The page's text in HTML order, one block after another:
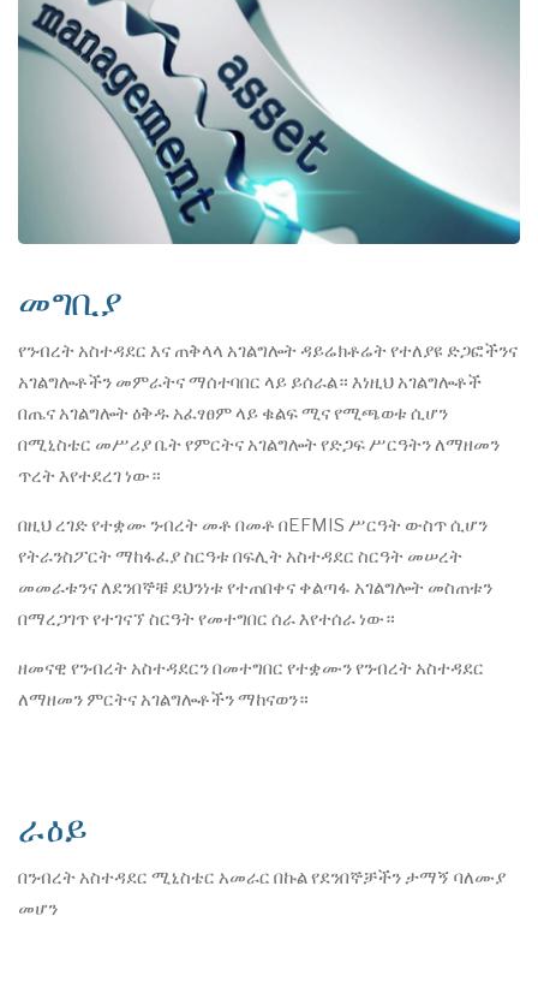
መግቢያ
የንብረት አስተዳደር እና ጠቅላላ አገልግሎት ዳይሬክቶሬት የተለያዩ ድጋፎችንና
አገልግሎቶችን መምራትና ማሰተባበር ላይ ይሰራል። እነዚህ አገልግሎቶች
በጤና አገልግሎት ዕቅዱ አፈፃፀም ላይ ቁልፍ ሚና የሚጫወቱ ሲሆን
በሚኒስቴር መሥሪያ ቤት የምርትና አገልግሎት የድጋፍ ሥርዓትን ለማዘመን
ጥረት እየተደረገ ነው።
በዚህ ረገድ የተቋሙ ንብረት መቶ በመቶ በEFMIS ሥርዓት ውስጥ ሲሆን
የትራንስፖርት ማከፋፈያ ስርዓቱ በፍሊት አስተዳደር ስርዓት መሠረት
መመራቱንና ለደንበኞቹ ደህንነቱ የተጠበቀና ቀልጣፋ አገልግሎት መስጠቱን
በማረጋገጥ የተገናኘ ስርዓት የመተግበር ሰራ እየተሰራ ነው።
ዘመናዊ የንብረት አስተዳደርን በመተግበር የተቋሙን የንብረት አስተዳደር
ለማዘመን ምርትና አገልግሎቶችን ማከናወን።
ራዕይ
በንብረት አስተዳደር ሚኒስቴር አመራር በኩል የደንበኞቻችን ታማኝ ባለሙያ
መሆን